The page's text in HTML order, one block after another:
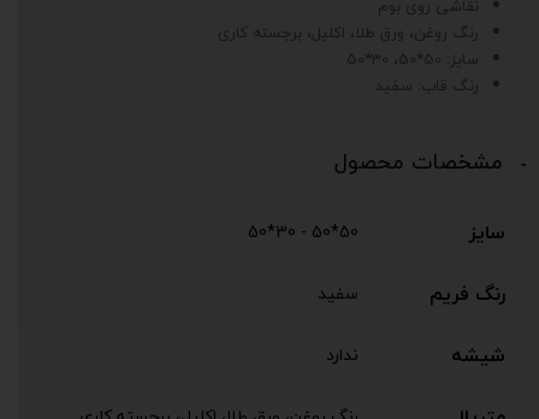
نقاشی روی بوم
رنگ روغن، ورق طلا، اکلیل، برجسته کاری
سایز: 50*50، 30*50
رنگ قاب: سفید
مشخصات محصول
سایز 50*50 - 30*50
رنگ فریم سفید
شیشه ندارد